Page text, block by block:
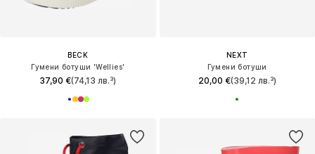
BECK
Гумени ботуши 'Wellies'
37,90 €(74,13 лв.³)
NEXT
Гумени ботуши
20,00 €(39,12 лв.³)